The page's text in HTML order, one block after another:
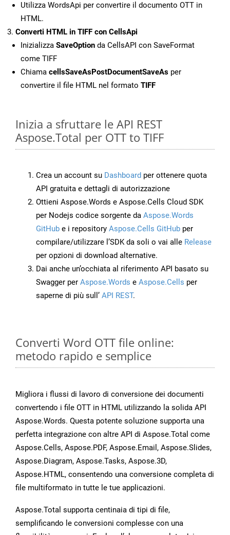
Utilizza WordsApi per convertire il documento OTT in
HTML.
Converti HTML in TIFF con CellsApi
Inizializza SaveOption da CellsAPI con SaveFormat
come TIFF
Chiama cellsSaveAsPostDocumentSaveAs per
convertire il file HTML nel formato TIFF
Inizia a sfruttare le API REST
Aspose.Total per OTT to TIFF
Crea un account su Dashboard per ottenere quota
API gratuita e dettagli di autorizzazione
Ottieni Aspose.Words e Aspose.Cells Cloud SDK
per Nodejs codice sorgente da Aspose.Words
GitHub e i repository Aspose.Cells GitHub per
compilare/utilizzare l’SDK da soli o vai alle Release
per opzioni di download alternative.
Dai anche un’occhiata al riferimento API basato su
Swagger per Aspose.Words e Aspose.Cells per
saperne di più sull’ API REST.
Converti Word OTT file online:
metodo rapido e semplice
Migliora i flussi di lavoro di conversione dei documenti
convertendo i file OTT in HTML utilizzando la solida API
Aspose.Words. Questa potente soluzione supporta una
perfetta integrazione con altre API di Aspose.Total come
Aspose.Cells, Aspose.PDF, Aspose.Email, Aspose.Slides,
Aspose.Diagram, Aspose.Tasks, Aspose.3D,
Aspose.HTML, consentendo una conversione completa di
file multiformato in tutte le tue applicazioni.
Aspose.Total supporta centinaia di tipi di file,
semplificando le conversioni complesse con una